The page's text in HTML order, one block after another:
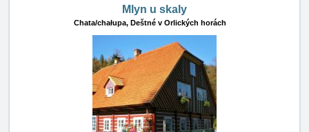
Mlyn u skaly
Chata/chałupa, Deštné v Orlických horách